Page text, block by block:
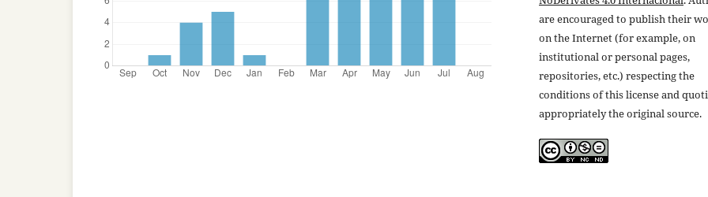
are encouraged to publish their
on the Internet (for example, on
institutional or personal pages,
repositories, etc.) respecting the
conditions of this license and
appropriately the original source.